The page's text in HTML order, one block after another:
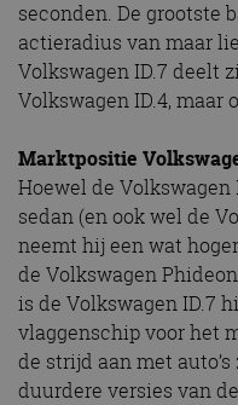
seconden. De grootste
actieradius van maar
Volkswagen ID.7 deelt
Volkswagen ID.4, maar
Marktpositie
Hoewel de Volkswagen
sedan (en ook wel de
neemt hij een wat
de Volkswagen
is de Volkswagen ID.7
vlaggenschip voor het
de strijd aan met
duurdere versies van